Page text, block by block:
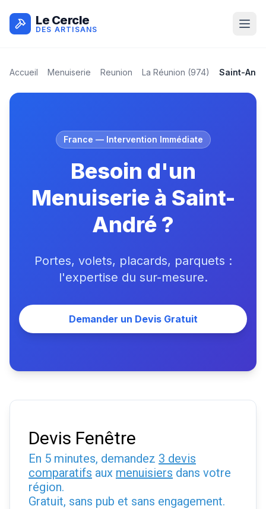
Le Cercle
DES ARTISANS
Accueil Menuiserie Reunion La Réunion (974) Saint-
France — Intervention Immédiate
Besoin d'un
Menuiserie à Saint-
André ?
Portes, volets, placards, parquets :
l'expertise du sur-mesure.
Demander un Devis Gratuit
Devis Fenêtre
En 5 minutes, demandez 3 devis
comparatifs aux menuisiers dans votre
région.
Gratuit, sans pub et sans engagement.